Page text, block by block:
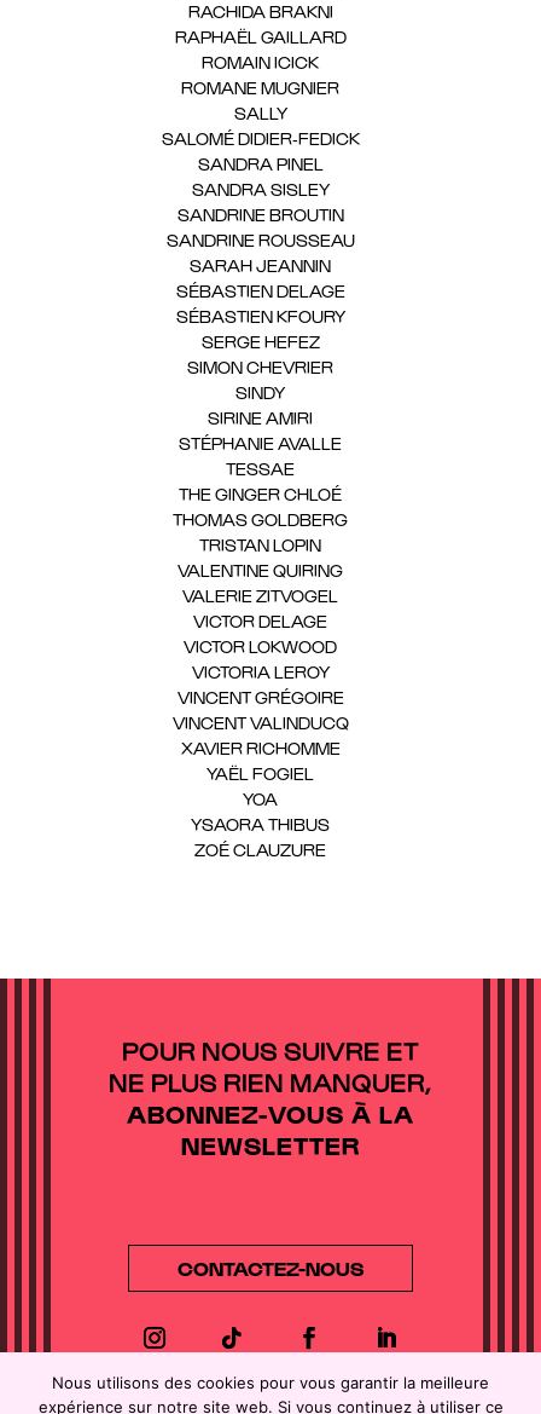
RACHIDA BRAKNI
RAPHAËL GAILLARD(1)
ROMAIN ICICK
ROMANE MUGNIER
SALLY(1)
SALOMÉ DIDIER-FEDICK(1)
SANDRA PINEL
SANDRA SISLEY(1)
SANDRINE BROUTIN(1)
SANDRINE ROUSSEAU(1)
SARAH JEANNIN
SÉBASTIEN DELAGE(1)
SÉBASTIEN KFOURY(1)
SERGE HEFEZ(1)
SIMON CHEVRIER
SINDY
SIRINE AMIRI
STÉPHANIE AVALLE
TESSAE
THE GINGER CHLOÉ
THOMAS GOLDBERG
TRISTAN LOPIN
VALENTINE QUIRING
VALERIE ZITVOGEL
VICTOR DELAGE
VICTOR LOKWOOD
VICTORIA LEROY(1)
VINCENT GRÉGOIRE(1)
VINCENT VALINDUCQ(1)
XAVIER RICHOMME(1)
YAËL FOGIEL
YOA
YSAORA THIBUS
ZOÉ CLAUZURE
POUR NOUS SUIVRE ET
NE PLUS RIEN MANQUER,
ABONNEZ-VOUS À LA
NEWSLETTER
CONTACTEZ-NOUS
Directeur de la publication : Jean-Victor
Nous utilisons des cookies pour vous garantir la meilleure
expérience sur notre site web. Si vous continuez à utiliser ce